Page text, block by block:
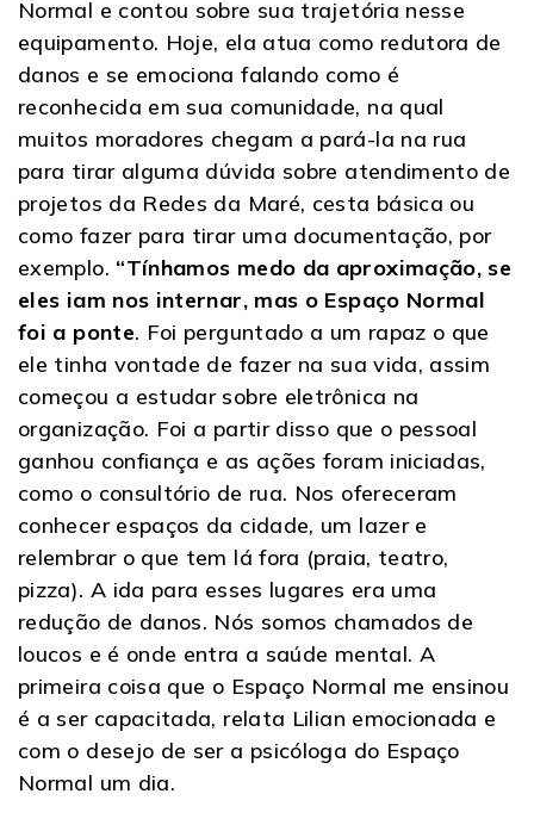
Normal e contou sobre sua trajetória nesse
equipamento. Hoje, ela atua como redutora de
danos e se emociona falando como é
reconhecida em sua comunidade, na qual
muitos moradores chegam a pará-la na rua
para tirar alguma dúvida sobre atendimento de
projetos da Redes da Maré, cesta básica ou
como fazer para tirar uma documentação, por
exemplo. “Tínhamos medo da aproximação, se
eles iam nos internar, mas o Espaço Normal
foi a ponte. Foi perguntado a um rapaz o que
ele tinha vontade de fazer na sua vida, assim
começou a estudar sobre eletrônica na
organização. Foi a partir disso que o pessoal
ganhou confiança e as ações foram iniciadas,
como o consultório de rua. Nos ofereceram
conhecer espaços da cidade, um lazer e
relembrar o que tem lá fora (praia, teatro,
pizza). A ida para esses lugares era uma
redução de danos. Nós somos chamados de
loucos e é onde entra a saúde mental. A
primeira coisa que o Espaço Normal me ensinou
é a ser capacitada, relata Lilian emocionada e
com o desejo de ser a psicóloga do Espaço
Normal um dia.